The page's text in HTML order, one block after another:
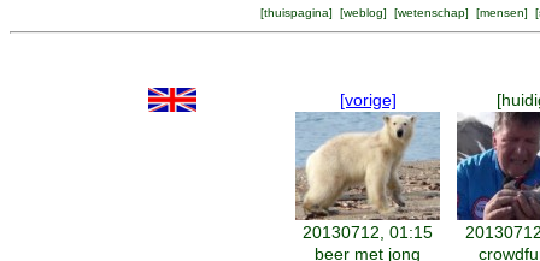
[thuispagina] [weblog] [wetenschap] [mensen] [
[vorige]
20130712, 01:15
beer met jong